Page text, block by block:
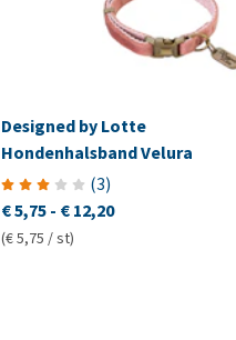
Designed by Lotte
Hondenhalsband Velura
(3)
€ 5,75- € 12,20
(€ 5,75 / st)